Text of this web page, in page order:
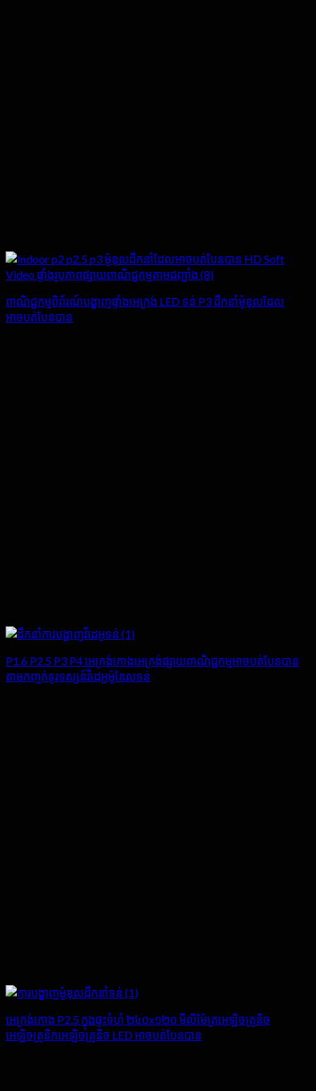
ពាណិជ្ជកម្មពិព័រណ៍បង្ហាញផ្ទាំងអេក្រង់ LED ទន់ P3 ដឹកនាំម៉ូឌុលដែល
អាចបត់បែនបាន
P1.6 P2.5 P3 P4 អេក្រង់កោងអេក្រង់ផ្សាយពាណិជ្ជកម្មអាចបត់បែនបាន
តាមកញ្ចក់ទូរទស្សន៍វីដេអូម៉ូឌែលទន់
អេក្រង់កោង P2.5 ក្នុងផ្ទះទំហំ ២៤០x១២០ មីលីម៉ែត្រអេឡិចត្រូនិច
អេឡិចត្រូនិកអេឡិចត្រូនិច LED អាចបត់បែនបាន